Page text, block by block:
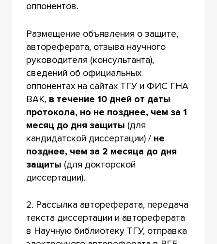
оппонентов.
Размещение объявления о защите,
автореферата, отзыва научного
руководителя (консультанта),
сведений об официальных
оппонентах на сайтах ТГУ и ФИС ГНА
ВАК, в течение 10 дней от даты
протокола, но не позднее, чем за 1
месяц до дня защиты (для
кандидатской диссертации) / не
позднее, чем за 2 месяца до дня
защиты (для докторской
диссертации).
2. Рассылка автореферата, передача
текста диссертации и автореферата
в Научную библиотеку ТГУ, отправка